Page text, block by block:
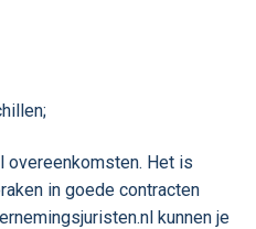
overeenkomsten. Het is
in goede contracten
kunnen je